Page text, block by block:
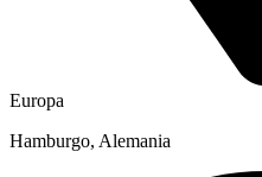
Europa
Hamburgo, Alemania